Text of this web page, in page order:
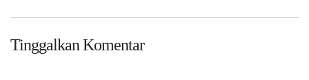
Tinggalkan Komentar